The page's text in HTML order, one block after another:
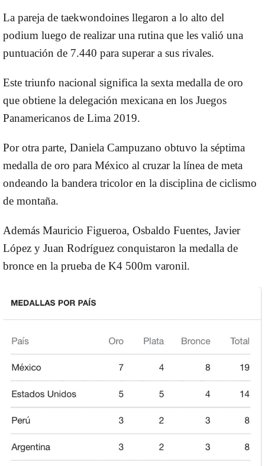
La pareja de taekwondoines llegaron a lo alto del
podium luego de realizar una rutina que les valió una
puntuación de 7.440 para superar a sus rivales.
Este triunfo nacional significa la sexta medalla de oro
que obtiene la delegación mexicana en los Juegos
Panamericanos de Lima 2019.
Por otra parte, Daniela Campuzano obtuvo la séptima
medalla de oro para México al cruzar la línea de meta
ondeando la bandera tricolor en la disciplina de ciclismo
de montaña.
Además Mauricio Figueroa, Osbaldo Fuentes, Javier
López y Juan Rodríguez conquistaron la medalla de
bronce en la prueba de K4 500m varonil.